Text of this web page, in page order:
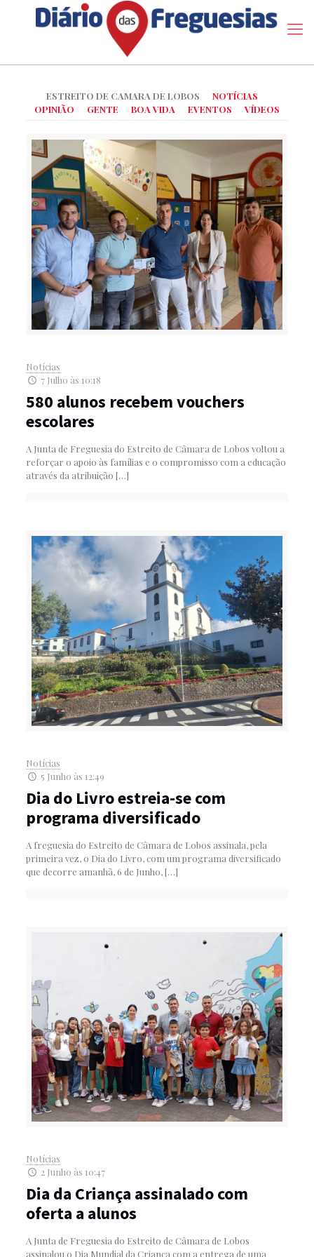
ESTREITO DE CAMARA DE LOBOS
NOTÍCIAS
OPINIÃO
GENTE BOA VIDA EVENTOS VÍDEOS
Notícias
7 Julho às 10:18
580 alunos recebem vouchers
escolares
A Junta de Freguesia do Estreito de Câmara de Lobos voltou a
reforçar o apoio às famílias e o compromisso com a educação
através da atribuição […]
Notícias
5 Junho às 12:49
Dia do Livro estreia-se com
programa diversificado
A freguesia do Estreito de Câmara de Lobos assinala, pela
primeira vez, o Dia do Livro, com um programa diversificado
que decorre amanhã, 6 de Junho,[…]
Notícias
2 Junho às 10:47
Dia da Criança assinalado com
oferta a alunos
A Junta de Freguesia do Estreito de Câmara de Lobos
assinalou o Dia Mundial da Criança com a entrega de uma